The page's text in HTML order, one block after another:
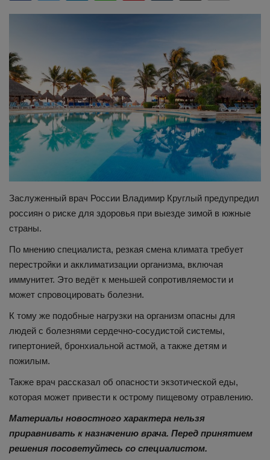
Наука и открытия
Заслуженный врач России Владимир Круглый предупредил
россиян о риске для здоровья при выезде зимой в южные
страны.
По мнению специалиста, резкая смена климата требует
перестройки и акклиматизации организма, включая
иммунитет. Это ведёт к меньшей сопротивляемости и
может спровоцировать болезни.
К тому же подобные нагрузки на организм опасны для
людей с болезнями сердечно-сосудистой системы,
гипертонией, бронхиальной астмой, а также детям и
пожилым.
Также врач рассказал об опасности экзотической еды,
которая может привести к острому пищевому отравлению.
Материалы новостного характера нельзя
приравнивать к назначению врача. Перед принятием
решения посоветуйтесь со специалистом.